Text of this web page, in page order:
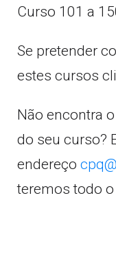
Curso 101 a
Se pretender
estes cursos
Não encontra
do seu curso?
endereço
teremos todo